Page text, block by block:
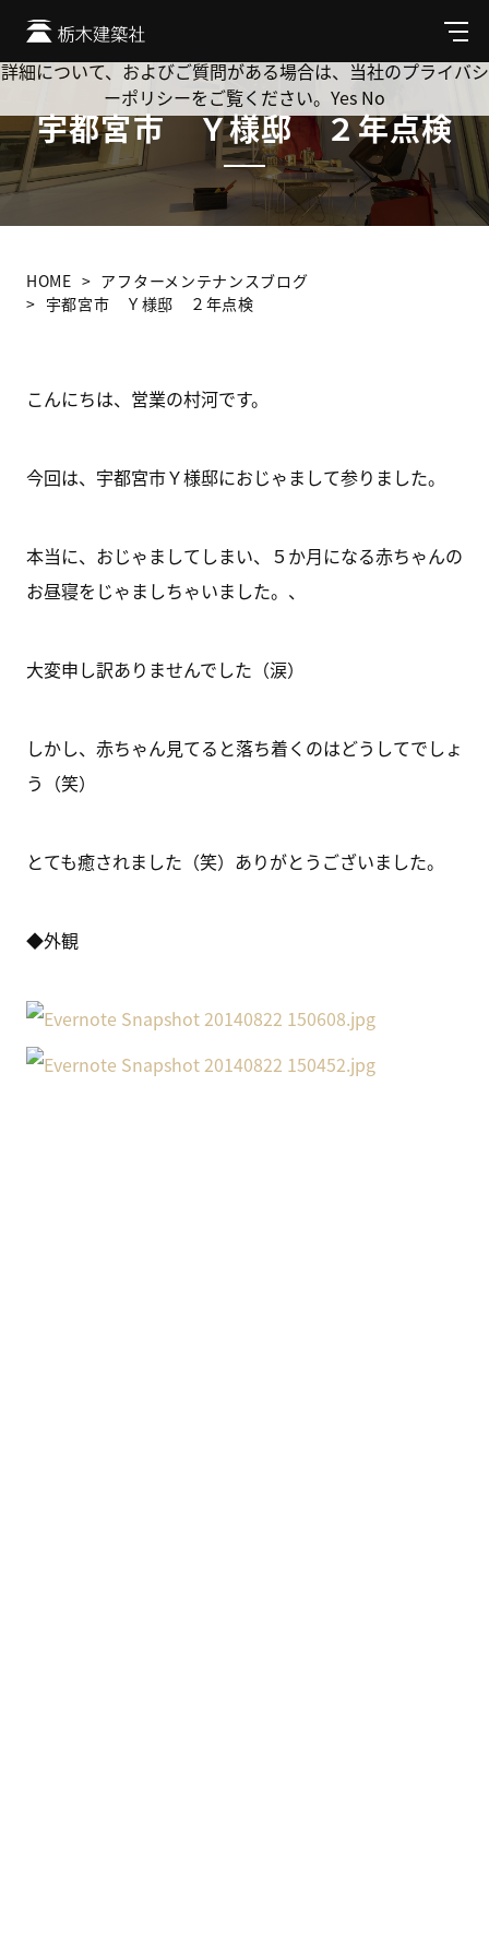
メ
ニ
ュ
宇都宮市 Ｙ様邸 ２年点検
HOME
アフターメンテナンスブログ
宇都宮市 Ｙ様邸 ２年点検
こんにちは、営業の村河です。
今回は、宇都宮市Ｙ様邸におじゃまして参りました。
本当に、おじゃましてしまい、５か月になる赤ちゃんの
お昼寝をじゃましちゃいました。、
大変申し訳ありませんでした（涙）
しかし、赤ちゃん見てると落ち着くのはどうしてでしょ
う（笑）
とても癒されました（笑）ありがとうございました。
◆外観
Cookie を使用して、お客様の活動を追跡してもよろしいです
か? 当社ではお客様のプライバシーを極めて重視しています。
詳細について、およびご質問がある場合は、当社のプライバシ
ーポリシーをご覧ください。 Yes No